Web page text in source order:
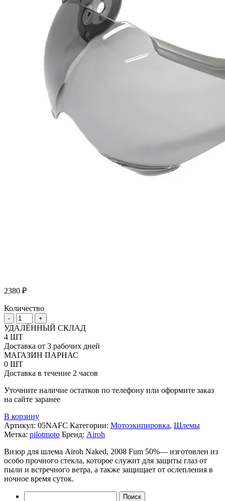
2380 ₽
Количество
-
Количество
товара
Визор
для
шлема
Airoh
Naked,
Fum
50%
+
УДАЛЁННЫЙ СКЛАД
4 ШТ
Доставка от 3 рабочих дней
МАГАЗИН ПАРНАС
0 ШТ
Доставка в течение 2 часов
Уточните наличие остатков по телефону или оформите заказ
на сайте заранее
В корзину
Артикул: 05NAFC Категории: Мотоэкипировка, Шлемы
Метка: pilotmoto Бренд: Airoh
Визор для шлема Airoh Naked, 2008 Fum 50%— изготовлен из
особо прочного стекла, которое служит для защиты глаз от
пыли и встречного ветра, а также защищает от ослепления в
ночное время суток.